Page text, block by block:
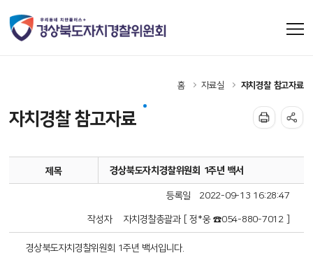
홈 자료실 자치경찰 참고자료
자치경찰 참고자료
제목 경상북도자치경찰위원회 1주년 백서
등록일 2022-09-13 16:28:47
작성자 자치경찰총괄과 [ 정*웅 ☎054-880-7012 ]
경상북도자치경찰위원회 1주년 백서입니다.